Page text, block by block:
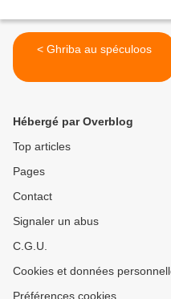
< Ghriba au spéculoos
Hébergé par Overblog
Top articles
Pages
Contact
Signaler un abus
C.G.U.
Cookies et données
Préférences cookies